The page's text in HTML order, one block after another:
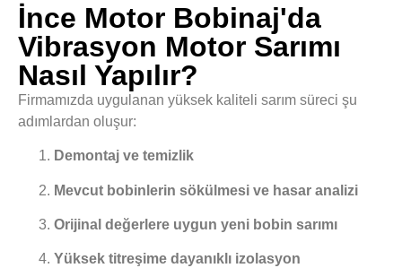
İnce Motor Bobinaj'da
Vibrasyon Motor Sarımı
Nasıl Yapılır?
Firmamızda uygulanan yüksek kaliteli sarım süreci şu
adımlardan oluşur:
Demontaj ve temizlik
Mevcut bobinlerin sökülmesi ve hasar analizi
Orijinal değerlere uygun yeni bobin sarımı
Yüksek titreşime dayanıklı izolasyon